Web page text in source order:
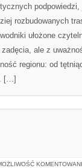
rozbudowanych
ułożone
ale z
regionu: od
[…]